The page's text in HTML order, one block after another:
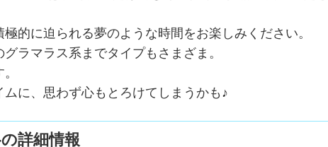
的に迫られる夢のような時間をお楽しみください。
ラマラス系までタイプもさまざま。
に、思わず心もとろけてしまうかも♪
詳細情報